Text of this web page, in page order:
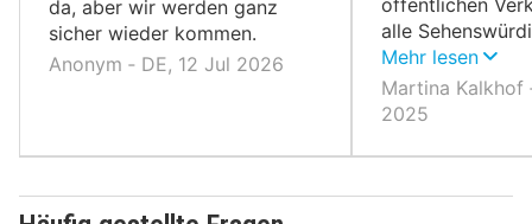
da, aber wir werden ganz
sicher wieder kommen.
Anonym ‐ DE, 12 Jul 2026
alle
Berlins zu
Mehr lesen
Martina Kalkhof
2025